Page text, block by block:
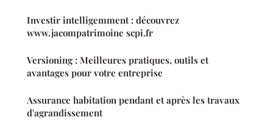
Investir intelligemment : découvrez
www.jacompatrimoine scpi.fr
Versioning : Meilleures pratiques, outils et
avantages pour votre entreprise
Assurance habitation pendant et après les travaux
d'agrandissement